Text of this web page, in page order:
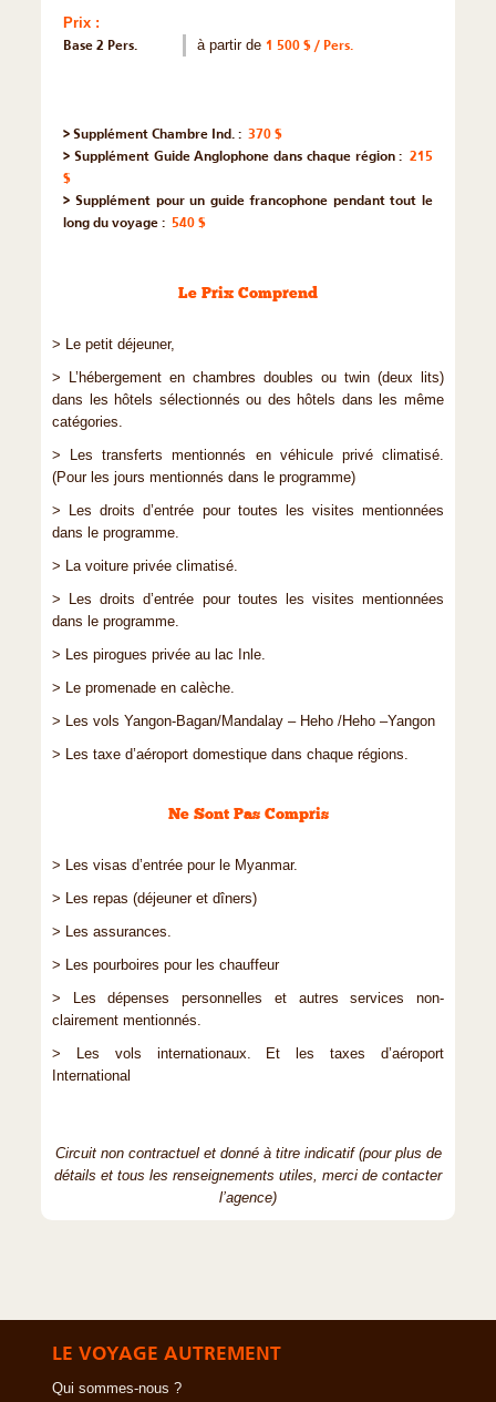
Prix :
Base 2 Pers.
à partir de 1 500 $ / Pers.
> Supplément Chambre Ind. : 370 $
> Supplément Guide Anglophone dans chaque région : 215
$
> Supplément pour un guide francophone pendant tout le
long du voyage : 540 $
Le Prix Comprend
> Le petit déjeuner,
> L’hébergement en chambres doubles ou twin (deux lits)
dans les hôtels sélectionnés ou des hôtels dans les même
catégories.
> Les transferts mentionnés en véhicule privé climatisé.
(Pour les jours mentionnés dans le programme)
> Les droits d’entrée pour toutes les visites mentionnées
dans le programme.
> La voiture privée climatisé.
> Les droits d’entrée pour toutes les visites mentionnées
dans le programme.
> Les pirogues privée au lac Inle.
> Le promenade en calèche.
> Les vols Yangon-Bagan/Mandalay – Heho /Heho –Yangon
> Les taxe d’aéroport domestique dans chaque régions.
Ne Sont Pas Compris
> Les visas d’entrée pour le Myanmar.
> Les repas (déjeuner et dîners)
> Les assurances.
> Les pourboires pour les chauffeur
> Les dépenses personnelles et autres services non-
clairement mentionnés.
> Les vols internationaux. Et les taxes d’aéroport
International
Circuit non contractuel et donné à titre indicatif (pour plus de
détails et tous les renseignements utiles, merci de contacter
l’agence)
LE VOYAGE AUTREMENT
Qui sommes-nous ?